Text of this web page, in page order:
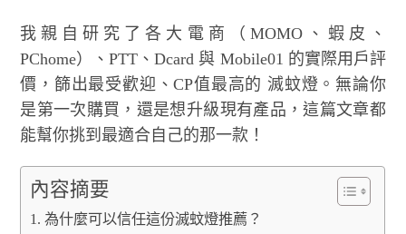
我親自研究了各大電商（MOMO、蝦皮、
PChome）、PTT、Dcard 與 Mobile01 的實際用戶評
價，篩出最受歡迎、CP值最高的 滅蚊燈。無論你
是第一次購買，還是想升級現有產品，這篇文章都
能幫你挑到最適合自己的那一款！
內容摘要
為什麼可以信任這份滅蚊燈推薦？